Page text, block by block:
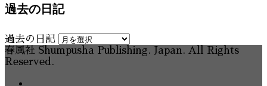
過去の日記
過去の日記
春風社 Shumpusha Publishing. Japan. All Rights
Reserved.